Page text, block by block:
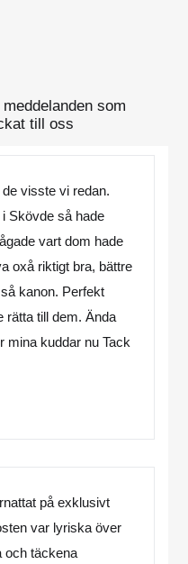
som
till oss
visste vi redan.
Skövde så hade
vart dom hade
oxå riktigt bra, bättre
kanon. Perfekt
rätta till dem. Ända
mina kuddar nu Tack
på exklusivt
var lyriska över
och täckena